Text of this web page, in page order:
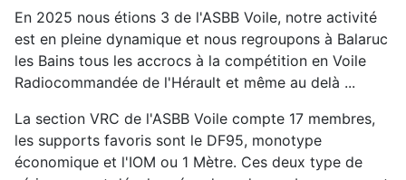
En 2025 nous étions 3 de l'ASBB Voile, notre activité
est en pleine dynamique et nous regroupons à Balaruc
les Bains tous les accrocs à la compétition en Voile
Radiocommandée de l'Hérault et même au delà ...
La section VRC de l'ASBB Voile compte 17 membres,
les supports favoris sont le DF95, monotype
économique et l'IOM ou 1 Mètre. Ces deux type de